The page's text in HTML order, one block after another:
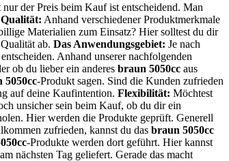
der Preis beim Kauf ist entscheidend. Man
Anhand verschiedener Produktmerkmale
Materialien zum Einsatz? Hier solltest du dir
ab. Das Anwendungsgebiet: Je nach
Anhand unserer nachfolgenden
ob du lieber ein anderes braun 5050cc aus
5050cc-Produkt sagen. Sind die Kunden zufrieden
auf deine Kaufintention. Flexibilität: Möchtest
unsicher sein beim Kauf, ob du dir ein
Hier werden die Produkte geprüft. Generell
zufrieden, kannst du das braun 5050cc
-Produkte werden dort geführt. Hier kannst
nächsten Tag geliefert. Gerade das macht